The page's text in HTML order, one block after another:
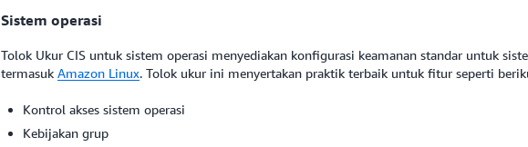
Sistem operasi
Tolok Ukur CIS untuk sistem operasi menyediakan konfigurasi keamanan standar untuk
termasuk Amazon Linux. Tolok ukur ini menyertakan praktik terbaik untuk fitur seperti
Kontrol akses sistem operasi
Kebijakan grup